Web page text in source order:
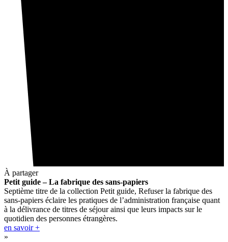
À partager
Petit guide – La fabrique des sans-papiers
Septième titre de la collection Petit guide, Refuser la fabrique des
sans-papiers éclaire les pratiques de l’administration française quant
à la délivrance de titres de séjour ainsi que leurs impacts sur le
quotidien des personnes étrangères.
en savoir +
»